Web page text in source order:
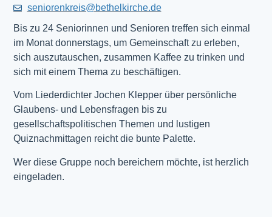
seniorenkreis@bethelkirche.de
Bis zu 24 Seniorinnen und Senioren treffen sich einmal
im Monat donnerstags, um Gemeinschaft zu erleben,
sich auszutauschen, zusammen Kaffee zu trinken und
sich mit einem Thema zu beschäftigen.
Vom Liederdichter Jochen Klepper über persönliche
Glaubens- und Lebensfragen bis zu
gesellschaftspolitischen Themen und lustigen
Quiznachmittagen reicht die bunte Palette.
Wer diese Gruppe noch bereichern möchte, ist herzlich
eingeladen.